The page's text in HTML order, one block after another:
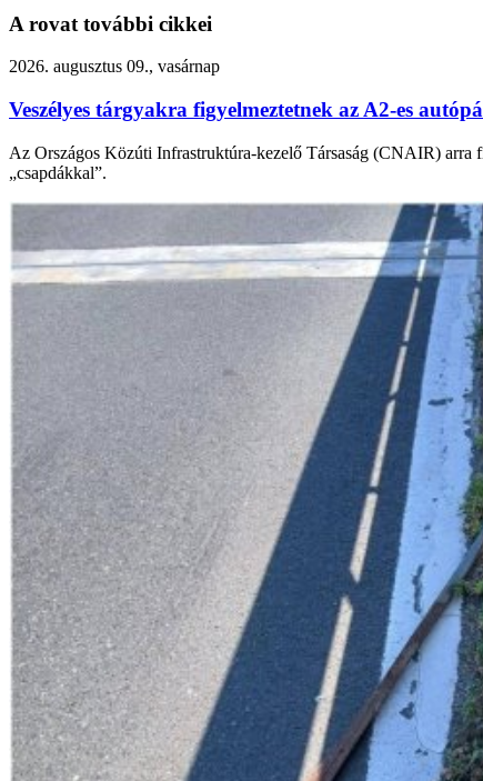
A rovat további cikkei
2026. augusztus 09., vasárnap
Veszélyes tárgyakra figyelmeztetnek az A2-es
Az Országos Közúti Infrastruktúra-kezelő Társaság (CNAIR) arra
„csapdákkal”.